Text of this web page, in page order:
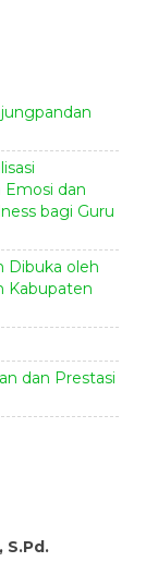
dan
bagi Guru
Dibuka oleh
Kabupaten
dan Prestasi
S.Pd.